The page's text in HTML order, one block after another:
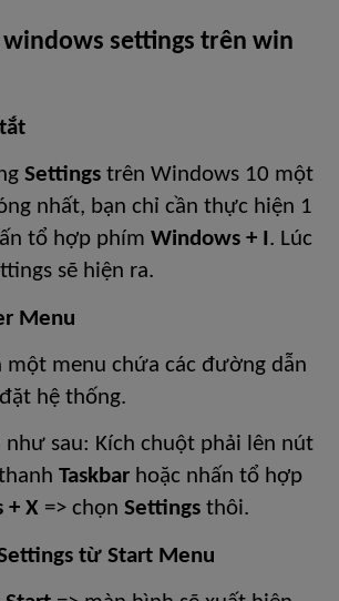
windows settings trên win
Settings trên Windows 10 một
nhất, bạn chỉ cần thực hiện 1
tổ hợp phím Windows + I. Lúc
sẽ hiện ra.
Menu
một menu chứa các đường dẫn
hệ thống.
như sau: Kích chuột phải lên nút
Taskbar hoặc nhấn tổ hợp
+ X => chọn Settings thôi.
từ Start Menu